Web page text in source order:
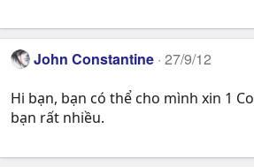
John Constantine 27/9/12
Hi bạn, bạn có thể cho mình xin 1
bạn rất nhiều.